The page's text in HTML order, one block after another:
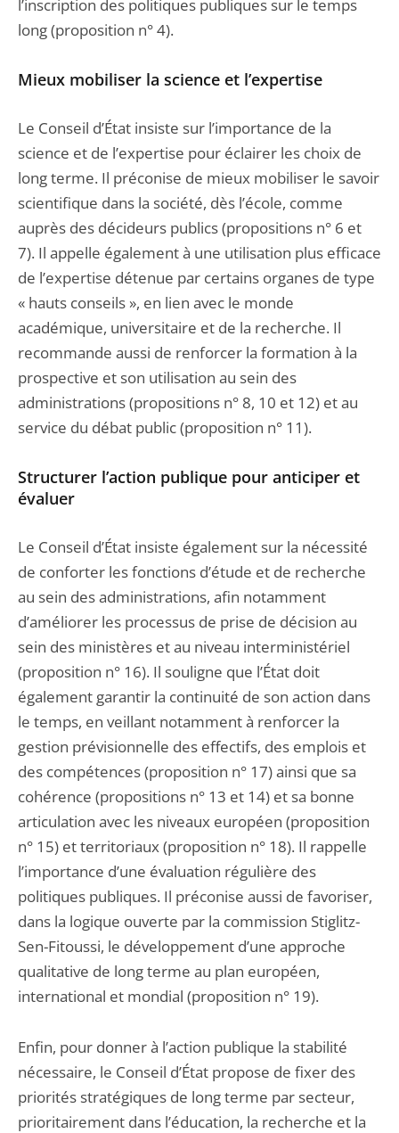
l’inscription des politiques publiques sur le temps
long (proposition n° 4).
Mieux mobiliser la science et l’expertise
Le Conseil d’État insiste sur l’importance de la
science et de l’expertise pour éclairer les choix de
long terme. Il préconise de mieux mobiliser le savoir
scientifique dans la société, dès l’école, comme
auprès des décideurs publics (propositions n° 6 et
7). Il appelle également à une utilisation plus efficace
de l’expertise détenue par certains organes de type
« hauts conseils », en lien avec le monde
académique, universitaire et de la recherche. Il
recommande aussi de renforcer la formation à la
prospective et son utilisation au sein des
administrations (propositions n° 8, 10 et 12) et au
service du débat public (proposition n° 11).
Structurer l’action publique pour anticiper et
évaluer
Le Conseil d’État insiste également sur la nécessité
de conforter les fonctions d’étude et de recherche
au sein des administrations, afin notamment
d’améliorer les processus de prise de décision au
sein des ministères et au niveau interministériel
(proposition n° 16). Il souligne que l’État doit
également garantir la continuité de son action dans
le temps, en veillant notamment à renforcer la
gestion prévisionnelle des effectifs, des emplois et
des compétences (proposition n° 17) ainsi que sa
cohérence (propositions n° 13 et 14) et sa bonne
articulation avec les niveaux européen (proposition
n° 15) et territoriaux (proposition n° 18). Il rappelle
l’importance d’une évaluation régulière des
politiques publiques. Il préconise aussi de favoriser,
dans la logique ouverte par la commission Stiglitz-
Sen-Fitoussi, le développement d’une approche
qualitative de long terme au plan européen,
international et mondial (proposition n° 19).
Enfin, pour donner à l’action publique la stabilité
nécessaire, le Conseil d’État propose de fixer des
priorités stratégiques de long terme par secteur,
prioritairement dans l’éducation, la recherche et la